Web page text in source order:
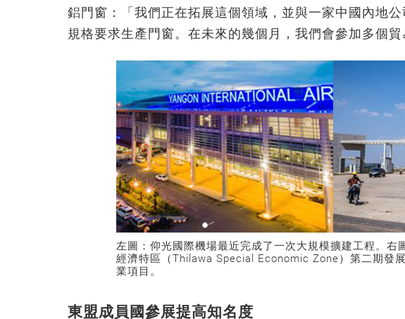
鋁門窗：「我們正在拓展這個領域，並與一家中國內地
規格要求生產門窗。在未來的幾個月，我們會參加多個貿
左圖：仰光國際機場最近完成了一次大規模擴建工程。右
經濟特區（Thilawa Special Economic Zone）第二期發
業項目。
東盟成員國參展提高知名度